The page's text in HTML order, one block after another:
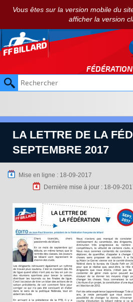
Vous êtes sur la version mobile du
afficher la version
LA LETTRE DE LA
SEPTEMBRE 2017
Mise en ligne : 18-09-2017
Dernière mise à jour : 18-09-